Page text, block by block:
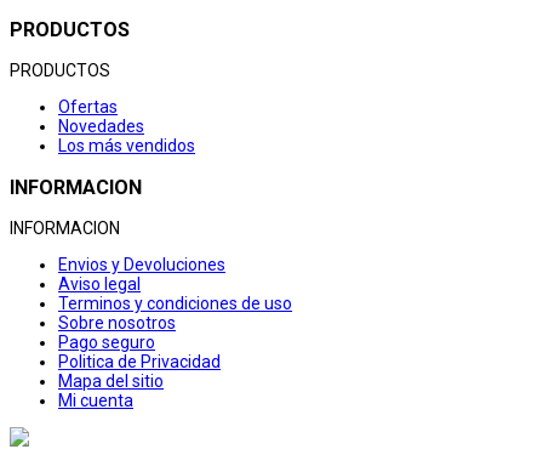
PRODUCTOS
PRODUCTOS
Ofertas
Novedades
Los más vendidos
INFORMACION
INFORMACION
Envios y Devoluciones
Aviso legal
Terminos y condiciones de uso
Sobre nosotros
Pago seguro
Politica de Privacidad
Mapa del sitio
Mi cuenta